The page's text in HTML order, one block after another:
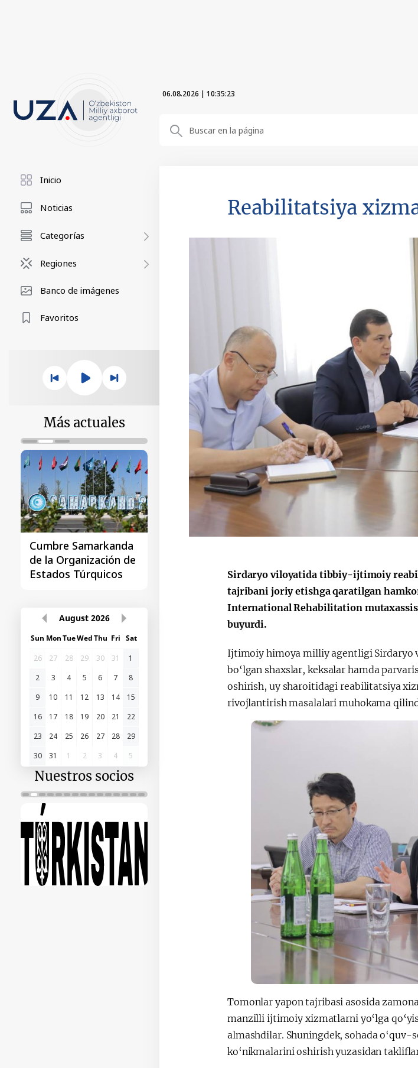
06.08.2026 | 10:35:24
Inicio
Noticias
Categorías
Regiones
Banco de imágenes
Favoritos
Más actuales
Cumbre Samarkanda
de la Organización de
Estados Túrquicos
August 2026
Sun MonTueWedThu Fri Sat
26
27 28 29 30 31
1
2
3 4 5 6 7
8
9
10 11 12 13 14
15
16
17 18 19 20 21
22
23
24 25 26 27 28
29
30
31 1 2 3 4 5
Nuestros socios
Reabilitatsiya
Sirdaryo viloyatida tibbiy-ijtimoiy
tajribani joriy etishga qaratilgan
International Rehabilitation
buyurdi.
Ijtimoiy himoya milliy agentligi Sirdaryo
bo‘lgan shaxslar, keksalar hamda
oshirish, uy sharoitidagi reabilitatsiya
rivojlantirish masalalari muhokama
Tomonlar yapon tajribasi asosida
manzilli ijtimoiy xizmatlarni yo‘lga
almashdilar. Shuningdek, sohada
ko‘nikmalarini oshirish yuzasidan